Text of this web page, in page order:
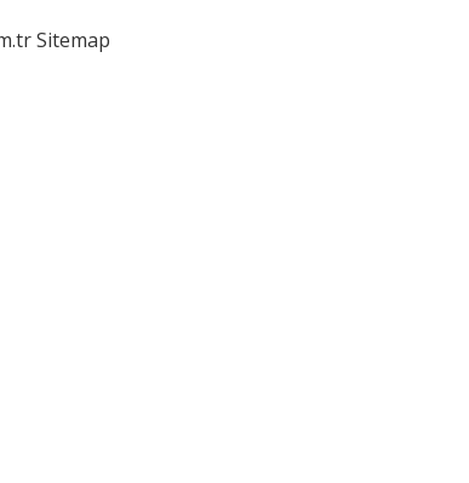
Sitemap